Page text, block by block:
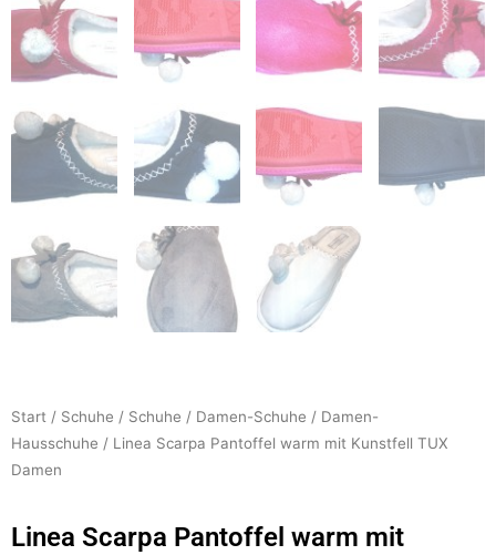
Start / Schuhe / Schuhe / Damen-Schuhe / Damen-
Hausschuhe / Linea Scarpa Pantoffel warm mit Kunstfell TUX
Damen
Linea Scarpa Pantoffel warm mit